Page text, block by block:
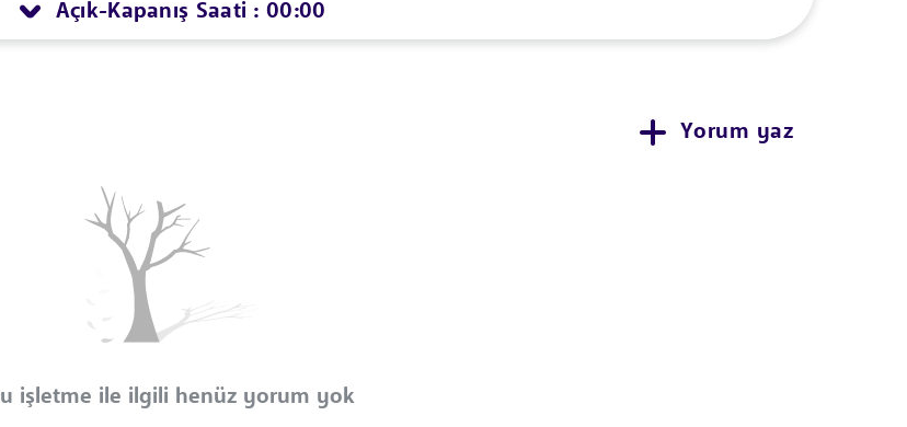
Açık-Kapanış Saati : 00:00
Yorum yaz
işletme ile ilgili henüz yorum yok